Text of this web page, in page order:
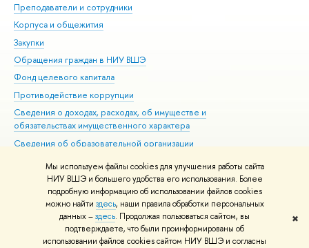
Мы используем файлы cookies для улучшения работы сайта
НИУ ВШЭ и большего удобства его использования. Более
подробную информацию об использовании файлов cookies
можно найти здесь, наши правила обработки персональных
данных –здесь. Продолжая пользоваться сайтом, вы
подтверждаете, что были проинформированы об
использовании файлов cookies сайтом НИУ ВШЭ и согласны
✖
Преподаватели и сотрудники
Корпуса и общежития
Закупки
Обращения граждан в НИУ ВШЭ
Фонд целевого капитала
Противодействие коррупции
Сведения о доходах, расходах, об имуществе и
обязательствах имущественного характера
Сведения об образовательной организации
Людям с ограниченными возможностями здоровья
Единая платежная страница
Работа в Вышке
© НИУ ВШЭ 1993–2026 Адреса и контакты Условия использования